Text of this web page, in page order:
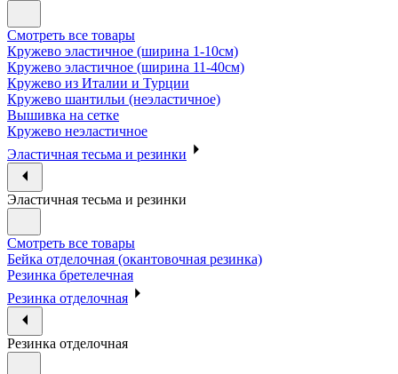
Смотреть все товары
Кружево эластичное (ширина 1-10см)
Кружево эластичное (ширина 11-40см)
Кружево из Италии и Турции
Кружево шантильи (неэластичное)
Вышивка на сетке
Кружево неэластичное
Эластичная тесьма и резинки
Эластичная тесьма и резинки
Смотреть все товары
Бейка отделочная (окантовочная резинка)
Резинка бретелечная
Резинка отделочная
Резинка отделочная